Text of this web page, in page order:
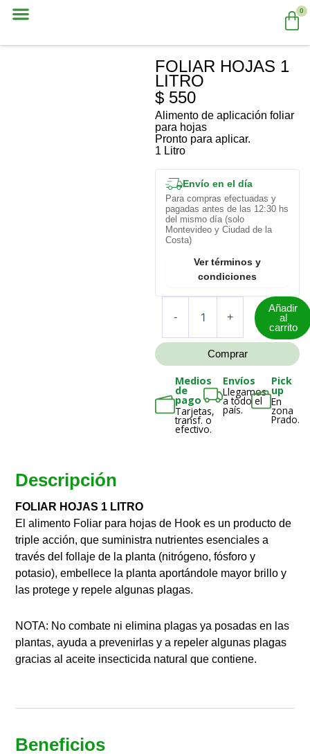
0
FOLIAR HOJAS 1
LITRO
$ 550
Alimento de aplicación foliar
para hojas
Pronto para aplicar.
1 Litro
Envío en el día
Para compras efectuadas y
pagadas antes de las 12:30 hs
del mismo día (solo
Montevideo y Ciudad de la
Costa)
Ver términos y
condiciones
-
Hojas
Litro
+
Añadir
al
carrito
Comprar
Medios
de
pago
Tarjetas,
transf. o
efectivo.
Envíos
Llegamos
a todo el
país.
Pick
up
En
zona
Prado.
Descripción
FOLIAR HOJAS 1 LITRO
El alimento Foliar para hojas de Hook es un producto de
triple acción, que suministra nutrientes esenciales a
través del follaje de la planta (nitrógeno, fósforo y
potasio), embellece la planta aportándole mayor brillo y
las protege y repele algunas plagas.
NOTA: No combate ni elimina plagas ya posadas en las
plantas, ayuda a prevenirlas y a repeler algunas plagas
gracias al aceite insecticida natural que contiene.
Beneficios